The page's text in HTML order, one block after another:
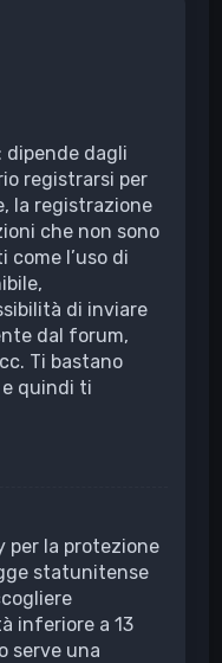
dipende dagli
registrarsi per
la registrazione
che non sono
l’uso di
di inviare
dal forum,
Ti bastano
quindi ti
per la protezione
statunitense
inferiore a 13
serve una